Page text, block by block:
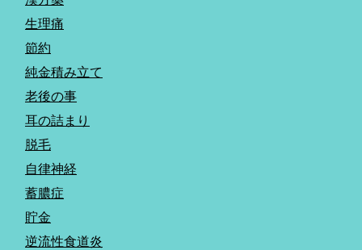
生理痛
節約
純金積み立て
老後の事
耳の詰まり
脱毛
自律神経
蓄膿症
貯金
逆流性食道炎